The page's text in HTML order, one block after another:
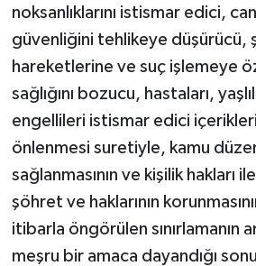
noksanlıklarını istismar edici,
güvenliğini tehlikeye düşürücü,
hareketlerine ve suç işlemeye
sağlığını bozucu, hastaları,
engellileri istismar edici
önlenmesi suretiyle, kamu
sağlanmasının ve kişilik hakları
şöhret ve haklarının
itibarla öngörülen sınırlamanın
meşru bir amaca dayandığı